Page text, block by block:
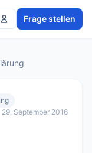
Frage stellen
29. September 2016